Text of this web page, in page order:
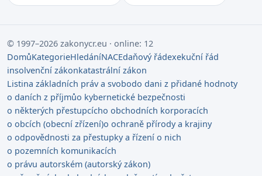
© 1997–2026 zakonycr.eu · online: 12
DomůKategorieHledáníNACEdaňový řádexekuční řád
insolvenční zákonkatastrální zákon
Listina základních práv a svobodo dani z přidané hodnoty
o daních z příjmůo kybernetické bezpečnosti
o některých přestupcícho obchodních korporacích
o obcích (obecní zřízení)o ochraně přírody a krajiny
o odpovědnosti za přestupky a řízení o nich
o pozemních komunikacích
o právu autorském (autorský zákon)